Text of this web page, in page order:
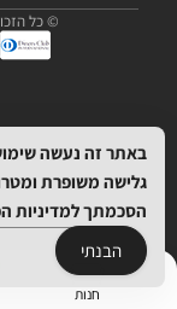
© כל
חנות
באתר זה נעשה שימוש
גלישה משופרת
הסכמתךלמדיניות
הבנתי